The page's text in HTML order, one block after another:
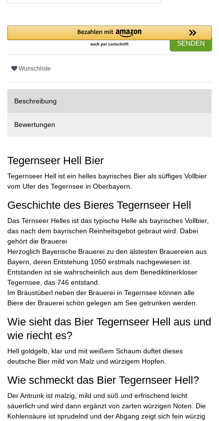
SENDEN
Wunschliste
Beschreibung
Bewertungen
Tegernseer Hell Bier
Tegernseer Hell ist ein helles bayrisches Bier als süffiges Vollbier
vom Ufer des Tegernsee in Oberbayern.
Geschichte des Bieres Tegernseer Hell
Das Ternseer Helles ist das typische Helle als bayrisches Vollbier,
das nach dem bayrischen Reinheitsgebot gebraut wird. Dabei
gehört die Brauerei
Herzoglich Bayerische Brauerei zu den älstesten Brauereien aus
Bayern, deren Entstehung 1050 erstmals nachgewiesen ist.
Entstanden ist sie wahrscheinlich aus dem Benediktinerkloser
Tegernsee, das 746 entstand.
Im Bräustüberl neben der Brauerei in Tegernsee können alle
Biere der Brauerei schön gelegen am See getrunken werden.
Wie sieht das Bier Tegernseer Hell aus und
wie riecht es?
Hell goldgelb, klar und mit weißem Schaum duftet dieses
deutsche Bier mild von Malz und würzigem Hopfen.
Wie schmeckt das Bier Tegernseer Hell?
Der Antrunk ist malzig, mild und süß und erfrischend leicht
säuerlich und wird dann ergänzt von zarten würzigen Noten. Die
Kohlensäure ist sprudelnd und der Abgang zeigt sich fein würzig